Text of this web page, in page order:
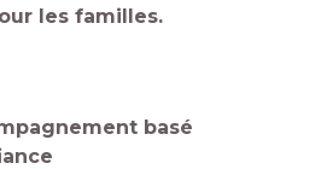
les familles.
basé